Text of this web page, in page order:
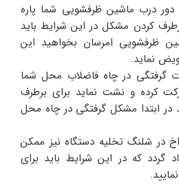
درب ماشین ظرفشویی شما پاره
کردن مشکل در این شرایط باید
ظرفشویی امرسان بخواهید این
نماید.
در چاه فاضلاب محل شما
کرده و نشت نماید برای برطرف
در ابتدا مشکل گرفتگی در چاه محل
در شلنگ تخلیه دستگاه نیز ممکن
که در این شرایط باید برای